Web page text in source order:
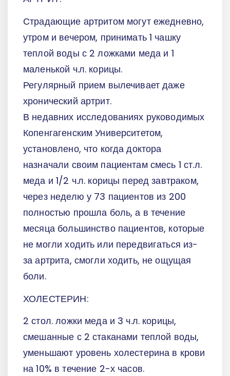
Страдающие артритом могут ежедневно,
утром и вечером, принимать 1 чашку
теплой воды с 2 ложками меда и 1
маленькой ч.л. корицы.
Регулярный прием вылечивает даже
хронический артрит.
В недавних исследованиях руководимых
Копенгагенским Университетом,
установлено, что когда доктора
назначали своим пациентам смесь 1 ст.л.
меда и 1/2 ч.л. корицы перед завтраком,
через неделю у 73 пациентов из 200
полностью прошла боль, а в течение
месяца большинство пациентов, которые
не могли ходить или передвигаться из-
за артрита, смогли ходить, не ощущая
боли.
ХОЛЕСТЕРИН:
2 стол. ложки меда и 3 ч.л. корицы,
смешанные с 2 стаканами теплой воды,
уменьшают уровень холестерина в крови
на 10% в течение 2-х часов.